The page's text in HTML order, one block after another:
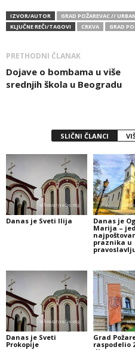
IZVOR/AUTOR
GRAD POŽAREVAC //
KLJUČNE REČI/TAGOVI
CRKVA GRAD
PRETHODNI ČLANAK
Dojave o bombama u više
srednjih škola u Beogradu
SLIČNI ČLANCI
Danas je Sveti Ilija
Danas je
Marija –
praznika u
Danas je Sveti
Prokopije
Grad
raspodelio